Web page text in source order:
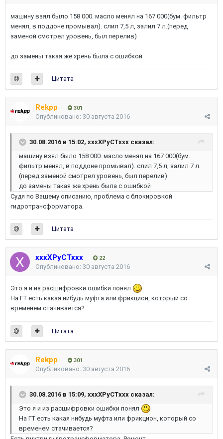
машину взял было 158 000. масло менял на 167 000(бум. фильтр
менял, в поддоне промывал). слил 7,5 л, залил 7 л.(перед
заменой смотрел уровень, был перелив)
до замены такая же хрень была с ошибкой
Цитата
Rekpp 301
Опубликовано: 30 августа 2016
30.08.2016 в 15:02, xxxXPyCTxxx сказал:
машину взял было 158 000. масло менял на 167 000(бум.
фильтр менял, в поддоне промывал). слил 7,5 л, залил 7 л.
(перед заменой смотрел уровень, был перелив)
до замены такая же хрень была с ошибкой
Судя по Вашему описанию, проблема с блокировкой
гидротрансформатора.
Цитата
xxxXPyCTxxx 22
Опубликовано: 30 августа 2016
Это я и из расшифровки ошибки понял
На ГТ есть какая нибудь муфта или фрикцион, который со
временем стачивается?
Цитата
Rekpp 301
Опубликовано: 30 августа 2016
30.08.2016 в 15:09, xxxXPyCTxxx сказал:
Это я и из расшифровки ошибки понял
На ГТ есть какая нибудь муфта или фрикцион, который со
временем стачивается?